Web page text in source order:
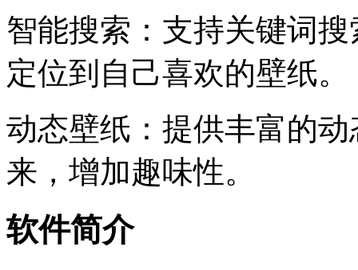
智能搜索：支持关键词
定位到自己喜欢的壁纸。
动态壁纸：提供丰富的
来，增加趣味性。
软件简介